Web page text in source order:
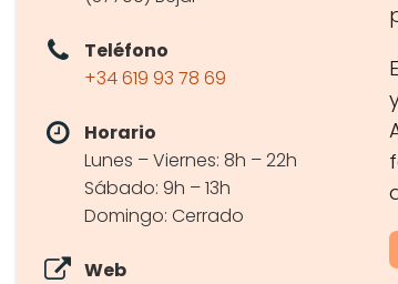
Teléfono
+34 619 93 78 69
Horario
Lunes – Viernes: 8h – 22h
Sábado: 9h – 13h
Domingo: Cerrado
Web